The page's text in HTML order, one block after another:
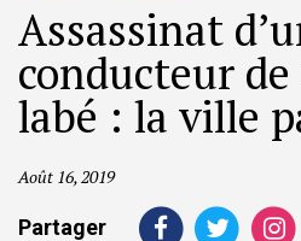
Assassinat
conducteur
labé : la ville
Août 16, 2019
Partager